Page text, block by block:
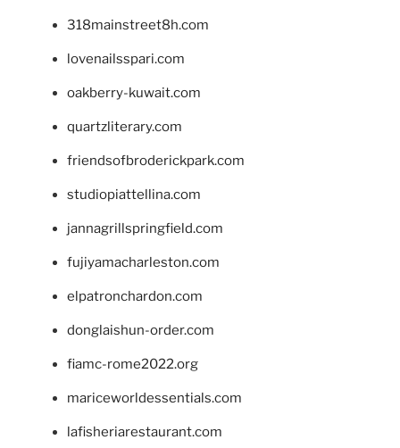
318mainstreet8h.com
lovenailsspari.com
oakberry-kuwait.com
quartzliterary.com
friendsofbroderickpark.com
studiopiattellina.com
jannagrillspringfield.com
fujiyamacharleston.com
elpatronchardon.com
donglaishun-order.com
fiamc-rome2022.org
mariceworldessentials.com
lafisheriarestaurant.com